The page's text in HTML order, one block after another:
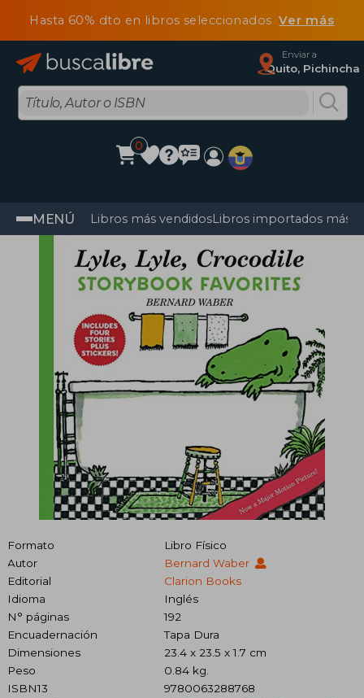
Hasta 60% dto en libros seleccionadosVer más
Enviar a
Quito, Pichincha
0
MENÚ Libros más vendidosLibros importados más
Formato
Libro Físico
Autor
Bernard Waber
Editorial
Clarion Books
Idioma
Inglés
N° páginas
192
Encuadernación
Tapa Dura
Dimensiones
23.4 x 23.5 x 1.7 cm
Peso
0.84 kg.
ISBN13
9780063288768